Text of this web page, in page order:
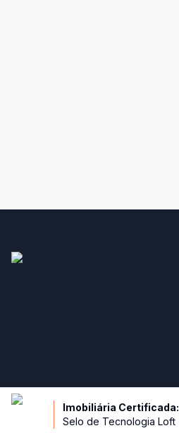
Imobiliária Certificada:
Selo de Tecnologia Loft